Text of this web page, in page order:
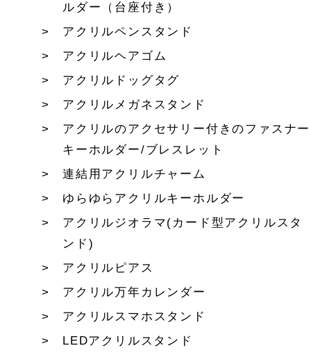
ルダー（台座付き）
アクリルペンスタンド
アクリルヘアゴム
アクリルドッグタグ
アクリルメガネスタンド
アクリルのアクセサリー付きのファスナー
キーホルダー/ブレスレット
連結用アクリルチャーム
ゆらゆらアクリルキーホルダー
アクリルジオラマ(カード型アクリルスタ
ンド)
アクリルピアス
アクリル万年カレンダー
アクリルスマホスタンド
LEDアクリルスタンド